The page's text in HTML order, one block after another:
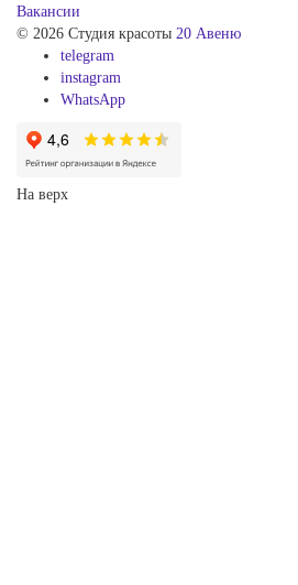
Вакансии
© 2026 Студия красоты 20 Авеню
telegram
instagram
WhatsApp
На верх